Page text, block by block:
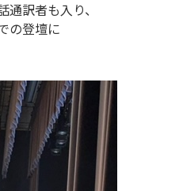
訳者も入り、
の登壇に